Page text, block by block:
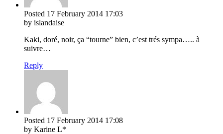
Posted 17 February 2014 17:03
by islandaise
Kaki, doré, noir, ça “tourne” bien, c’est trés sympa….. à
suivre…
Reply
Posted 17 February 2014 17:08
by Karine L*